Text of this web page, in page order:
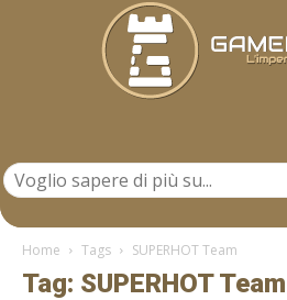
Home Tags SUPERHOT Team
Tag: SUPERHOT Team